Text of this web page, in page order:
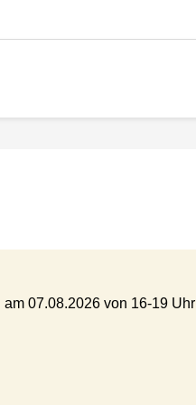
07.08.2026 von 16-19 Uhr